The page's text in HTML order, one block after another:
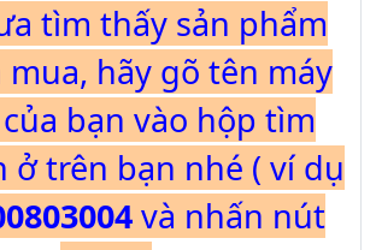
tìm thấy sản phẩm
mua, hãy gõ tên máy
bạn vào hộp tìm
ở trên bạn nhé ( ví dụ
và nhấn nút